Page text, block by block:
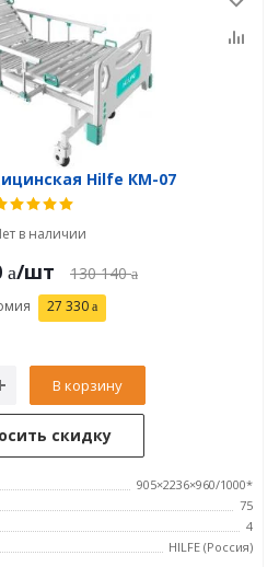
Hilfe КМ-07
в наличии
/шт 130 140
27 330
В корзину
скидку
905×2236×960/1000*
75
4
HILFE (Россия)